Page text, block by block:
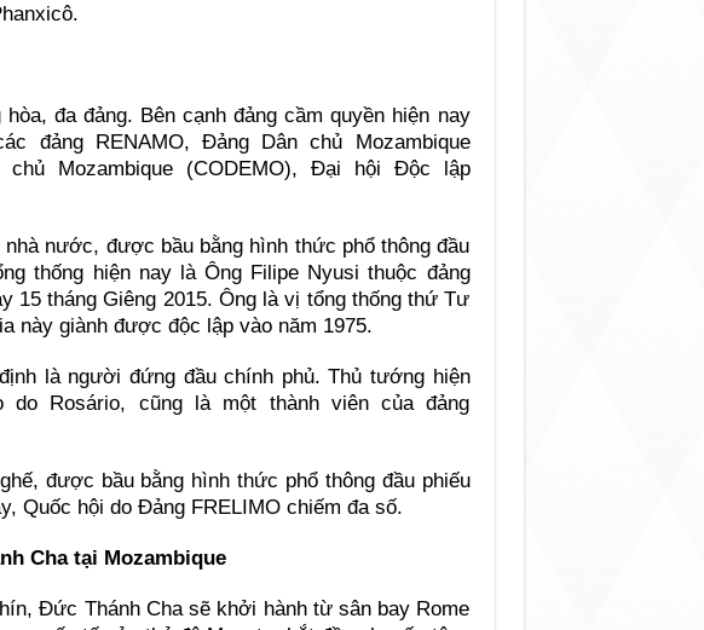
đa đảng. Bên cạnh đảng cầm quyền hiện nay
đảng RENAMO, Đảng Dân chủ Mozambique
Mozambique (CODEMO), Đại hội Độc lập
nước, được bầu bằng hình thức phổ thông đầu
thống hiện nay là Ông Filipe Nyusi thuộc đảng
15 tháng Giêng 2015. Ông là vị tổng thống thứ Tư
này giành được độc lập vào năm 1975.
là người đứng đầu chính phủ. Thủ tướng hiện
do Rosário, cũng là một thành viên của đảng
được bầu bằng hình thức phổ thông đầu phiếu
Quốc hội do Đảng FRELIMO chiếm đa số.
Cha tại Mozambique
Đức Thánh Cha sẽ khởi hành từ sân bay Rome